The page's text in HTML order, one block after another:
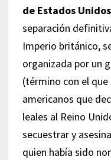
de Estados Unidos
separación
Imperio británico,
organizada por un
(término con el
americanos que
leales al Reino
secuestrar y
quien había sido